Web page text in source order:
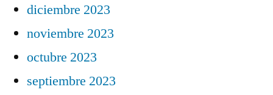
diciembre 2023
noviembre 2023
octubre 2023
septiembre 2023